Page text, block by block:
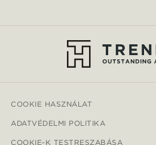
COOKIE HASZNÁLAT
ADATVÉDELMI POLITIKA
COOKIE-K TESTRESZABÁSA